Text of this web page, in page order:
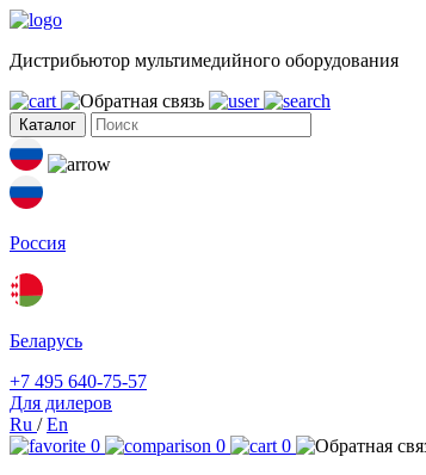
Дистрибьютор мультимедийного оборудования
Каталог
Россия
Беларусь
+7 495 640-75-57
Для дилеров
Ru /En
0
0
0